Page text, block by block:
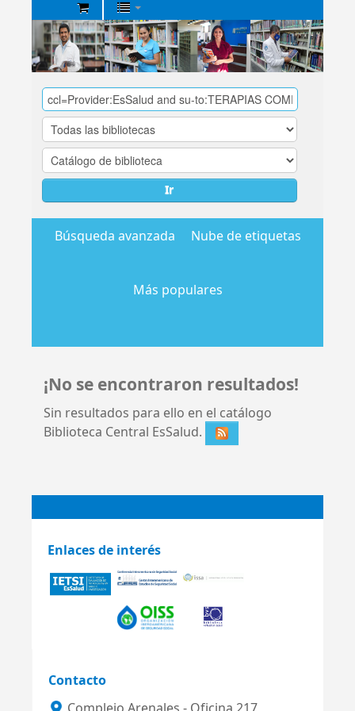
Biblioteca
Central
EsSalud
Ir
Búsqueda avanzada Nube de etiquetas
Más populares
¡No se encontraron resultados!
Sin resultados para ello en el catálogo
Biblioteca Central EsSalud.
Enlaces de interés
Contacto